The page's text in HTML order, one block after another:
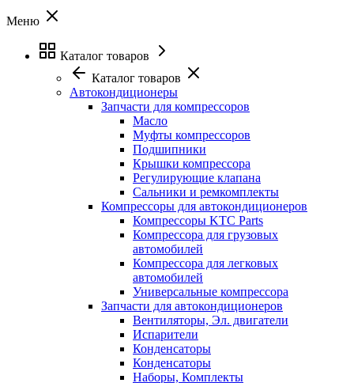
Меню
Каталог товаров
Каталог товаров
Автокондиционеры
Запчасти для компрессоров
Масло
Муфты компрессоров
Подшипники
Крышки компрессора
Регулирующие клапана
Сальники и ремкомплекты
Компрессоры для автокондиционеров
Компрессоры KTC Parts
Компрессора для грузовых
автомобилей
Компрессора для легковых
автомобилей
Универсальные компрессора
Запчасти для автокондиционеров
Вентиляторы, Эл. двигатели
Испарители
Конденсаторы
Конденсаторы
Наборы, Комплекты